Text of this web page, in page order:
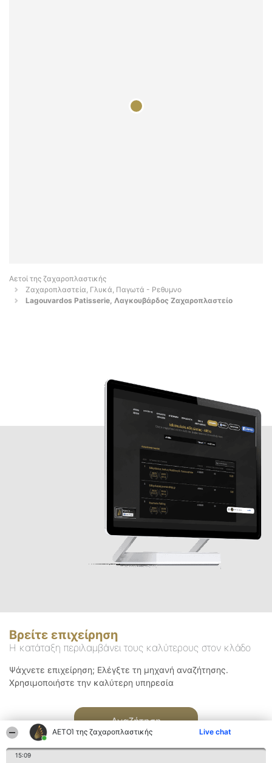
ΑΕΤΟΊ της ζαχαροπλαστικής Live chat
15:09
Αετοί της ζαχαροπλαστικής
Ζαχαροπλαστεία, Γλυκά, Παγωτά - Ρεθυμνο
Lagouvardos Patisserie, Λαγκουβάρδος Ζαχαροπλαστείο
Βρείτε επιχείρηση
Η κατάταξη περιλαμβάνει τους καλύτερους στον κλάδο
Ψάχνετε επιχείρηση; Ελέγξτε τη μηχανή αναζήτησης.
Χρησιμοποιήστε την καλύτερη υπηρεσία
Αναζήτηση